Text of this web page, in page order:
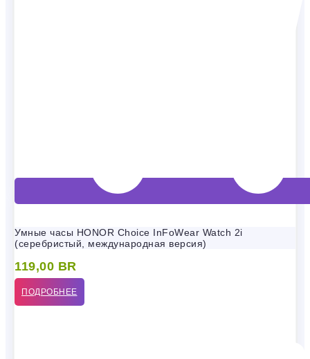
Умные часы HONOR Choice InFoWear Watch 2i
(серебристый, международная версия)
119,00 BR
ПОДРОБНЕЕ